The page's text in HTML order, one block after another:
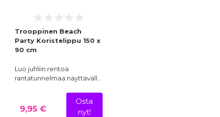
Trooppinen Beach
Party Koristelippu 150 x
90 cm
Luo juhliin rentoa
rantatunnelmaa näyttäväll…
9,95 €
Osta
nyt!